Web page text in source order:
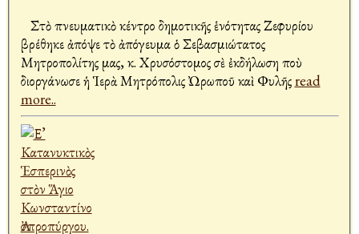
Στὸ πνευματικὸ κέντρο δημοτικῆς ἑνότητας Ζεφυρίου
βρέθηκε ἀπόψε τὸ ἀπόγευμα ὁ Σεβασμιώτατος
Μητροπολίτης μας, κ. Χρυσόστομος σὲ ἐκδήλωση ποὺ
διοργάνωσε ἡ Ἱερὰ Μητρόπολις Ὠρωποῦ καὶ Φυλῆςread
more..